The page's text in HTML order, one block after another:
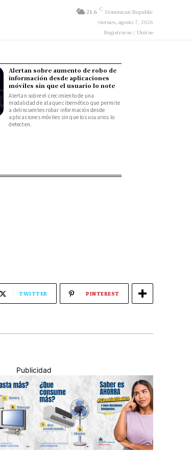
21.6 C Dominican Republic
viernes, agosto 7, 2026
Registrarse / Unirse
Alertan sobre aumento de robo de
información desde aplicaciones
móviles sin que el usuario lo note
Alertan sobre el crecimiento de una
modalidad de ataque cibernético que permite
a delincuentes robar información desde
aplicaciones móviles sin que los usuarios lo
detecten.
TWITTER PINTEREST
Publicidad